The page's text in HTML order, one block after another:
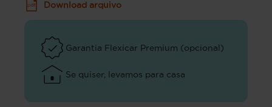
Download arquivo
Garantia Flexicar Premium (opcional)
Se quiser, levamos para casa